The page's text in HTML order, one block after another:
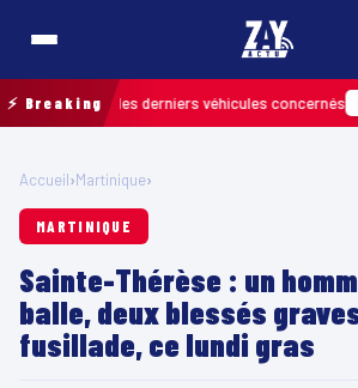
⚡ Breakingles derniers véhicules concernés
Accueil›Martinique›
MARTINIQUE
Sainte-Thérèse : un
balle, deux blessés
fusillade, ce lundi gras